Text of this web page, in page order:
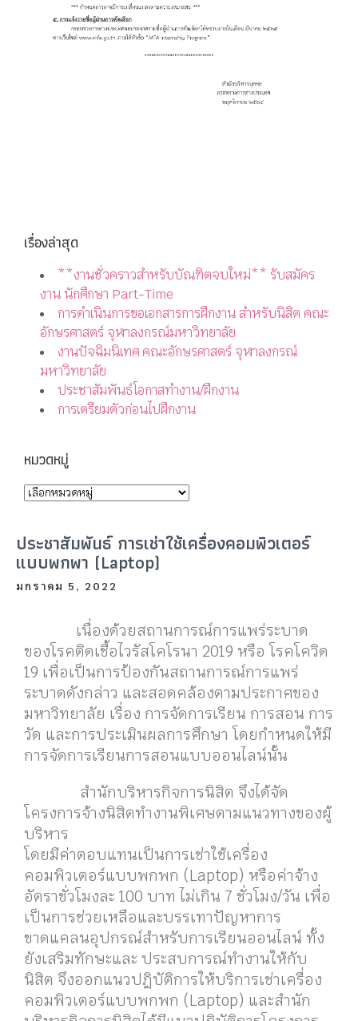
เรื่องล่าสุด
**งานชั่วคราวสำหรับบัณฑิตจบใหม่** รับสมัคร
งาน นักศึกษา Part-Time
การดำเนินการขอเอกสารการฝึกงาน สำหรับนิสิต คณะ
อักษรศาสตร์ จุฬาลงกรณ์มหาวิทยาลัย
งานปัจฉิมนิเทศ คณะอักษรศาสตร์ จุฬาลงกรณ์
มหาวิทยาลัย
ประชาสัมพันธ์โอกาสทำงาน/ฝึกงาน
การเตรียมตัวก่อนไปฝึกงาน
หมวดหมู่
ประชาสัมพันธ์ การเช่าใช้เครื่องคอมพิวเตอร์
แบบพกพา (Laptop)
มกราคม 5, 2022
เนื่องด้วยสถานการณ์การแพร่ระบาด
ของโรคติดเชื้อไวรัสโคโรนา 2019 หรือ โรคโควิด
19 เพื่อเป็นการป้องกันสถานการณ์การแพร่
ระบาดดังกล่าว และสอดคล้องตามประกาศของ
มหาวิทยาลัย เรื่อง การจัดการเรียน การสอน การ
วัด และการประเมินผลการศึกษา โดยกำหนดให้มี
การจัดการเรียนการสอนแบบออนไลน์นั้น
สำนักบริหารกิจการนิสิต จึงได้จัด
โครงการจ้างนิสิตทำงานพิเศษตามแนวทางของผู้
บริหาร
โดยมีค่าตอบแทนเป็นการเช่าใช้เครื่อง
คอมพิวเตอร์แบบพกพก (Laptop) หรือค่าจ้าง
อัตราชั่วโมงละ 100 บาท ไม่เกิน 7 ชั่วโมง/วัน เพื่อ
เป็นการช่วยเหลือและบรรเทาปัญหาการ
ขาดแคลนอุปกรณ์สำหรับการเรียนออนไลน์ ทั้ง
ยังเสริมทักษะและ ประสบการณ์ทำงานให้กับ
นิสิต จึงออกแนวปฏิบัติการให้บริการเช่าเครื่อง
คอมพิวเตอร์แบบพกพก (Laptop) และสำนัก